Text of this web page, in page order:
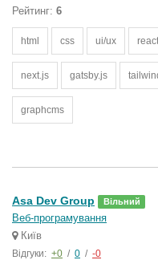
Рейтинг: 6
html css ui/ux react
next.js gatsby.js
graphcms
Asa Dev Group Вільний
Веб-програмування
Київ
Відгуки: +0 / 0 / -0